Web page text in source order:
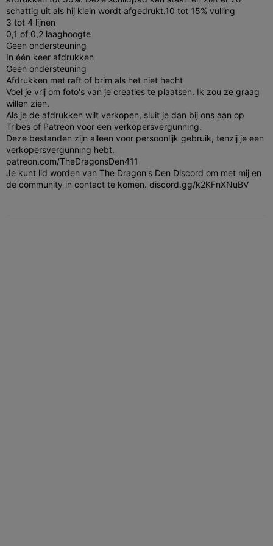
schattig uit als hij klein wordt afgedrukt.10 tot 15% vulling
3 tot 4 lijnen
0,1 of 0,2 laaghoogte
Geen ondersteuning
In één keer afdrukken
Geen ondersteuning
Afdrukken met raft of brim als het niet hecht
Voel je vrij om foto's van je creaties te plaatsen. Ik zou ze graag
willen zien.
Als je de afdrukken wilt verkopen, sluit je dan bij ons aan op
Tribes of Patreon voor een verkopersvergunning.
Deze bestanden zijn alleen voor persoonlijk gebruik, tenzij je een
verkopersvergunning hebt.
patreon.com/TheDragonsDen411
Je kunt lid worden van The Dragon's Den Discord om met mij en
de community in contact te komen. discord.gg/k2KFnXNuBV